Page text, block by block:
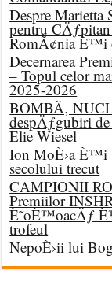
Despre Marietta
pentru
RomÃ¢nia È™i
Decernarea
– Topul celor
2025-2026
BOMBÄ‚
despÄƒgubiri
Elie Wiesel
Ion MoÈ›a È™i
secolului trecut
CAMPIONII
Premiilor
È˜oÈ™oacÄƒ
trofeul
NepoÈ›ii lui